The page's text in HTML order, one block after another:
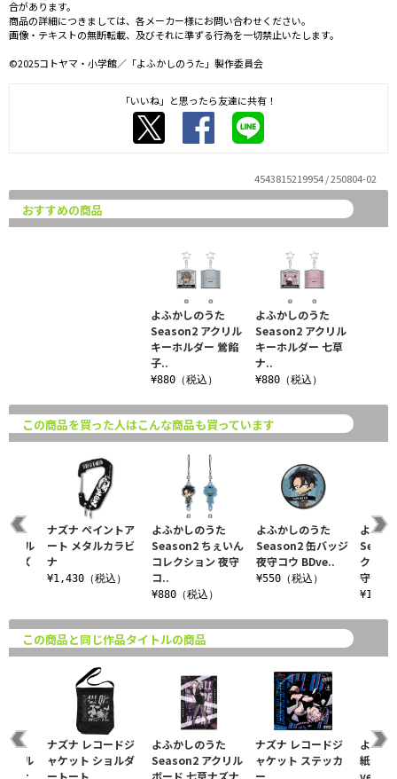
合があります。
商品の詳細につきましては、各メーカー様にお問い合わせください。
画像・テキストの無断転載、及びそれに準ずる行為を一切禁止いたします。
©2025コトヤマ・小学館／「よふかしのうた」製作委員会
「いいね」と思ったら友達に共有！
4543815219954 / 250804-02
おすすめの商品
よふかしのうた
Season2 アクリル
キーホルダー 鶯餡
子..
¥880（税込）
よふかしのうた
Season2 アクリル
キーホルダー 七草
ナ..
¥880（税込）
この商品を買った人はこんな商品も買っています
よふかしのうた
Season2 ちぇいん
コレクション 夜守
コ..
¥880（税込）
よふかしのうた
Season2 缶バッジ
夜守コウ BDve..
¥550（税込）
よふか
クリル
守..
た
リル
ナズ
ナズナ ペイントア
ート メタルカラビ
ナ
¥1,430（税込）
この商品と同じ作品タイトルの商品
よふかしのうた
Season2 アクリル
ボード 七草ナズナ
ナズナ レコードジ
ャケット ステッカ
ー
よふか
紙風缶
ver.
た
リル
草ナ
ナズナ レコードジ
ャケット ショルダ
ートート